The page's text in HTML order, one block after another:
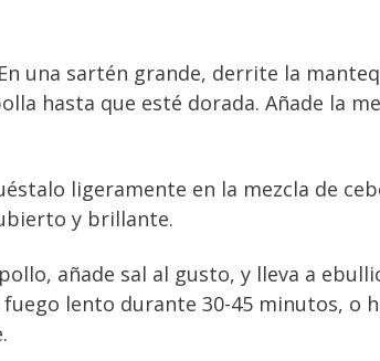
una sartén grande, derrite la
hasta que esté dorada. Añade la
ligeramente en la mezcla de
y brillante.
añade sal al gusto, y lleva a
lento durante 30-45 minutos, o